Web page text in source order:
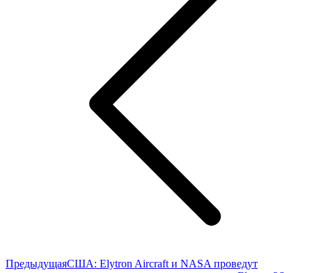
ПредыдущаяПредыдущая
США: Elytron Aircraft и NASA проведут